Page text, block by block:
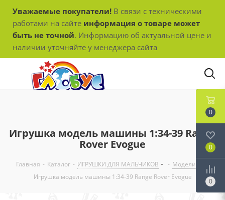
Уважаемые покупатели! В связи с техническими
работами на сайте информация о товаре может
быть не точной. Информацию об актуальной цене и
наличии уточняйте у менеджера сайта
Игрушка модель машины 1:34-39 Range
Rover Evogue
Главная - Каталог - ИГРУШКИ ДЛЯ МАЛЬЧИКОВ - Модели
Игрушка модель машины 1:34-39 Range Rover Evogue
0
0
0